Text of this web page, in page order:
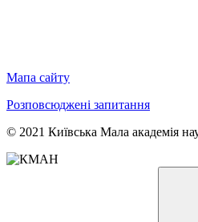
Мапа сайту
Розповсюджені запитання
© 2021 Київська Мала академія